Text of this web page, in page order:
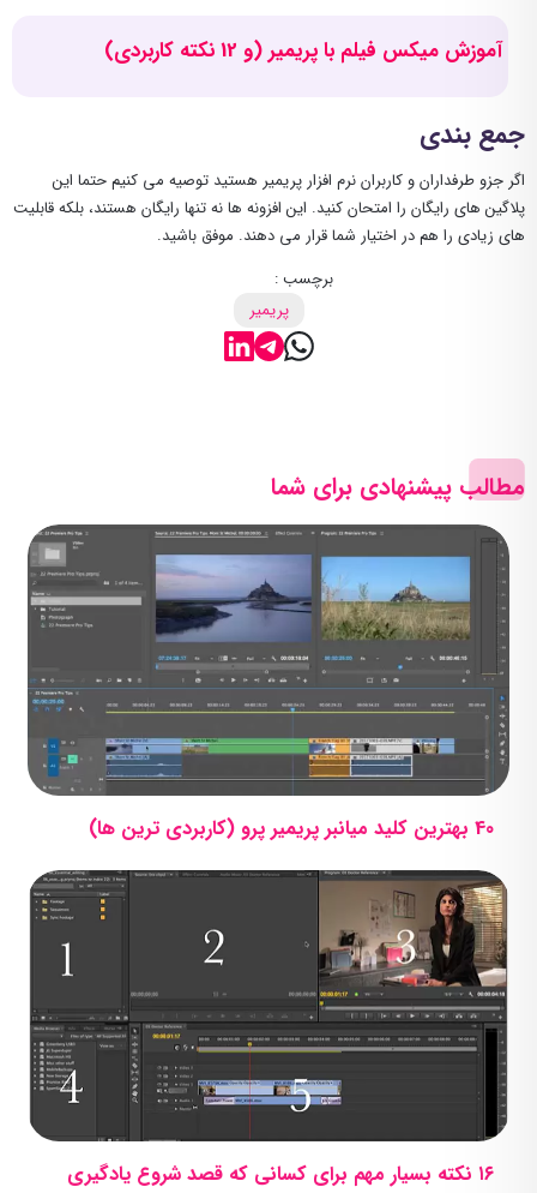
آموزش میکس فیلم با پریمیر (و 12 نکته کاربردی)
جمع بندی
اگر جزو طرفداران و کاربران نرم افزار پریمیر هستید توصیه می کنیم حتما این
پلاگین های رایگان را امتحان کنید. این افزونه ها نه تنها رایگان هستند، بلکه قابلیت
های زیادی را هم در اختیار شما قرار می دهند. موفق باشید.
برچسب :
پریمیر
مطالب پیشنهادی برای شما
40 بهترین کلید میانبر پریمیر پرو (کاربردی ترین ها)
۱۶ نکته بسیار مهم برای کسانی که قصد شروع یادگیری